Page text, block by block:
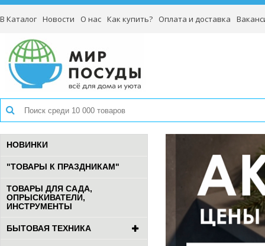
В Каталог Новости О нас Как купить? Оплата и доставка
НОВИНКИ
"ТОВАРЫ К ПРАЗДНИКАМ"
ТОВАРЫ ДЛЯ САДА,
ОПРЫСКИВАТЕЛИ,
ИНСТРУМЕНТЫ
БЫТОВАЯ ТЕХНИКА